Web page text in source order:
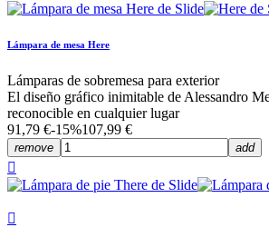
Lámpara de mesa Here
Lámparas de sobremesa para exterior
El diseño gráfico inimitable de Alessandro
reconocible en cualquier lugar
91,79 €-15%107,99 €
remove add

